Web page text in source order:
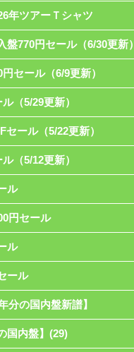
年ツアーＴシャツ
盤770円セール（6/30更新）
セール（6/9更新）
（5/29更新）
セール（5/22更新）
（5/12更新）
ル
円セール
ル
ール
分の国内盤新譜】
国内盤】(29)